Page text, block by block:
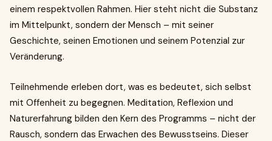
einem respektvollen Rahmen. Hier steht nicht die Substanz
im Mittelpunkt, sondern der Mensch – mit seiner
Geschichte, seinen Emotionen und seinem Potenzial zur
Veränderung.
Teilnehmende erleben dort, was es bedeutet, sich selbst
mit Offenheit zu begegnen. Meditation, Reflexion und
Naturerfahrung bilden den Kern des Programms – nicht der
Rausch, sondern das Erwachen des Bewusstseins. Dieser